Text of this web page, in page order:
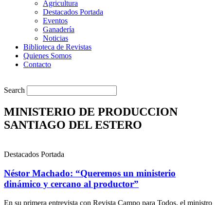
Agricultura
Destacados Portada
Eventos
Ganadería
Noticias
Biblioteca de Revistas
Quienes Somos
Contacto
Search
MINISTERIO DE PRODUCCION
SANTIAGO DEL ESTERO
Destacados Portada
Néstor Machado: “Queremos un ministerio
dinámico y cercano al productor”
En su primera entrevista con Revista Campo para Todos, el ministro